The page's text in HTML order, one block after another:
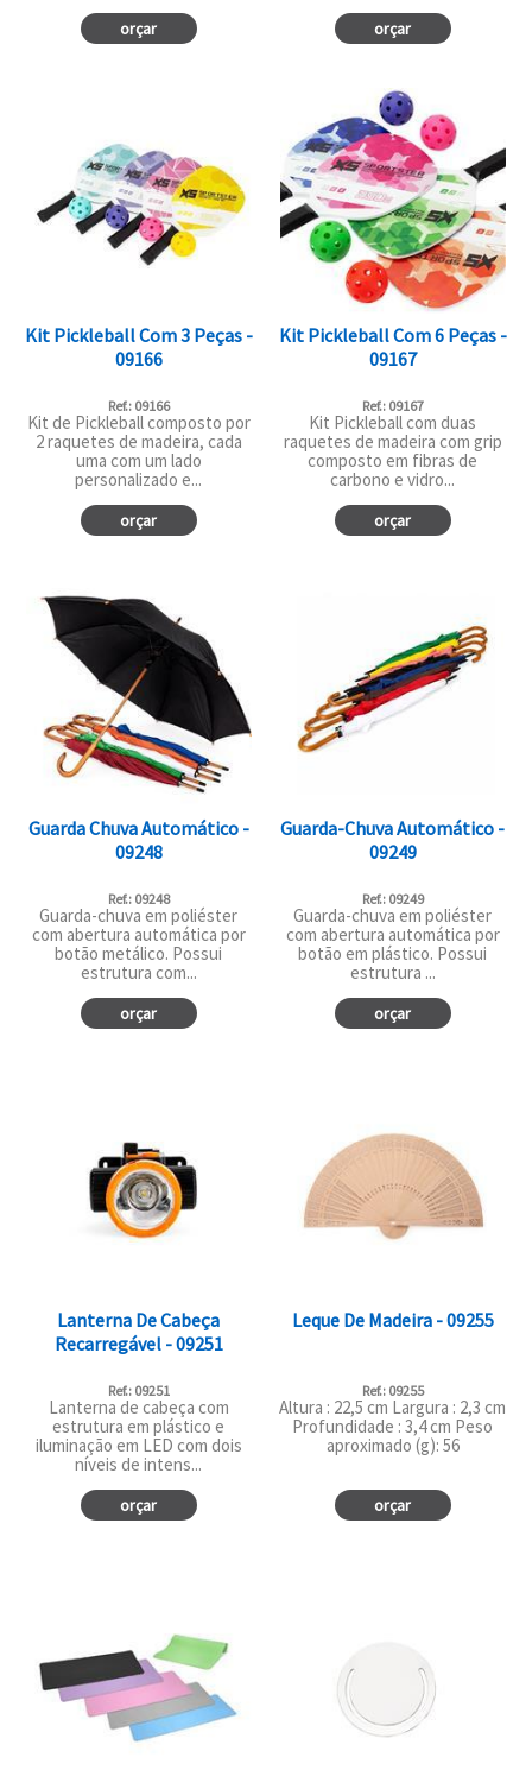
orçar orçar
Kit Pickleball Com 3 Peças -
09166
Ref.: 09166
Kit de Pickleball composto por
2 raquetes de madeira, cada
uma com um lado
personalizado e...
orçar
Kit Pickleball Com 6 Peças -
09167
Ref.: 09167
Kit Pickleball com duas
raquetes de madeira com grip
composto em fibras de
carbono e vidro...
orçar
Guarda Chuva Automático -
09248
Ref.: 09248
Guarda-chuva em poliéster
com abertura automática por
botão metálico. Possui
estrutura com...
orçar
Guarda-Chuva Automático -
09249
Ref.: 09249
Guarda-chuva em poliéster
com abertura automática por
botão em plástico. Possui
estrutura ...
orçar
Lanterna De Cabeça
Recarregável - 09251
Ref.: 09251
Lanterna de cabeça com
estrutura em plástico e
iluminação em LED com dois
níveis de intens...
orçar
Leque De Madeira - 09255
Ref.: 09255
Altura : 22,5 cm Largura : 2,3 cm
Profundidade : 3,4 cm Peso
aproximado (g): 56
orçar